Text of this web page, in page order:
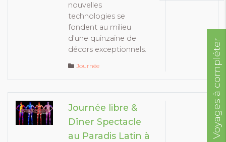
nouvelles
technologies se
fondent au milieu
d'une quinzaine de
décors exceptionnels.
Journée
Journée libre &
Dîner Spectacle
au Paradis Latin à
Voyages à compléter